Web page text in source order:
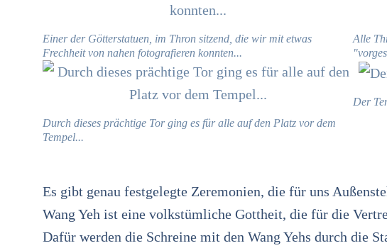
Einer der Götterstatuen, im Thron sitzend, die wir mit etwas
Frechheit von nahen fotografieren konnten...
Alle
Durch dieses prächtige Tor ging es für alle auf den Platz vor dem
Tempel...
Der
Es gibt genau festgelegte Zeremonien, die für uns
Wang Yeh ist eine volkstümliche Gottheit, die für die
Dafür werden die Schreine mit den Wang Yehs durch die